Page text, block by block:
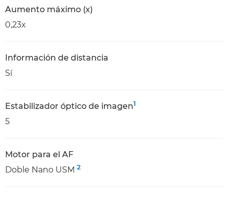
Aumento máximo (x)
0,23x
Información de distancia
Sí
Estabilizador óptico de imagen1
5
Motor para el AF
Doble Nano USM 2